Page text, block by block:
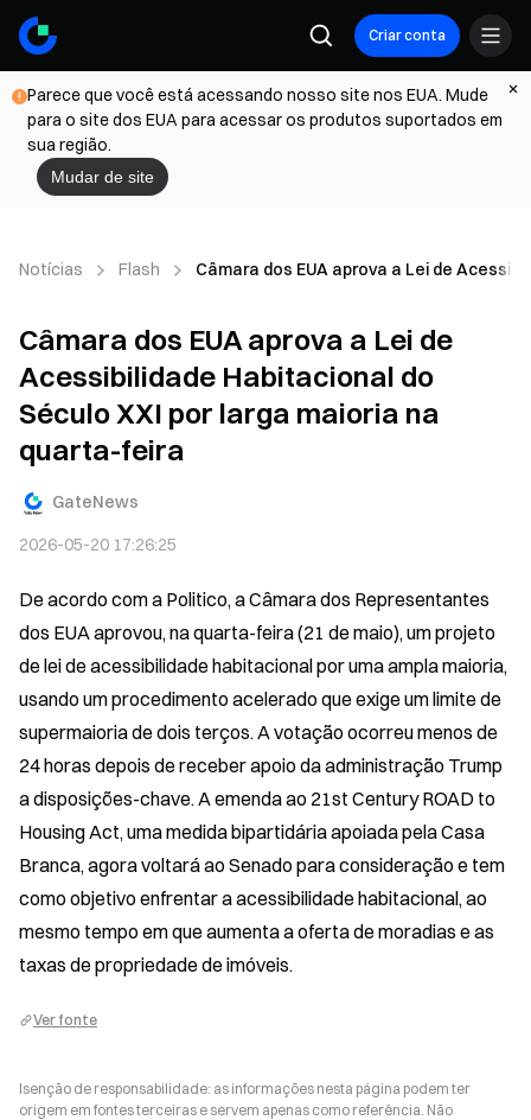
Criar conta
Parece que você está acessando nosso site nos EUA. Mude
para o site dos EUA para acessar os produtos suportados em
sua região.
Mudar de site
Notícias Flash Câmara dos EUA aprova a Lei de
Câmara dos EUA aprova a Lei de
Acessibilidade Habitacional do
Século XXI por larga maioria na
quarta-feira
GateNews
2026-05-20 17:26:25
De acordo com a Politico, a Câmara dos Representantes
dos EUA aprovou, na quarta-feira (21 de maio), um projeto
de lei de acessibilidade habitacional por uma ampla maioria,
usando um procedimento acelerado que exige um limite de
supermaioria de dois terços. A votação ocorreu menos de
24 horas depois de receber apoio da administração Trump
a disposições-chave. A emenda ao 21st Century ROAD to
Housing Act, uma medida bipartidária apoiada pela Casa
Branca, agora voltará ao Senado para consideração e tem
como objetivo enfrentar a acessibilidade habitacional, ao
mesmo tempo em que aumenta a oferta de moradias e as
taxas de propriedade de imóveis.
Ver fonte
Isenção de responsabilidade: as informações nesta página podem ter
origem em fontes terceiras e servem apenas como referência. Não